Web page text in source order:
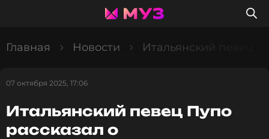
Главная Новости Итальянский певец
07 октября 2025, 17:06
Итальянский певец Пупо
рассказал о